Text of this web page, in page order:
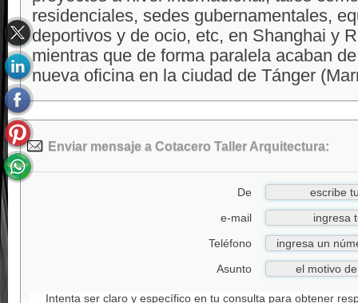
residenciales, sedes gubernamentales,
deportivos y de ocio, etc, en Shanghai y
mientras que de forma paralela acaban
nueva oficina en la ciudad de Tánger
Enviar mensaje a Cotacero Taller Arquitectura:
De
e-mail
Teléfono
Asunto
Intenta ser claro y específico en tu consulta para obtener